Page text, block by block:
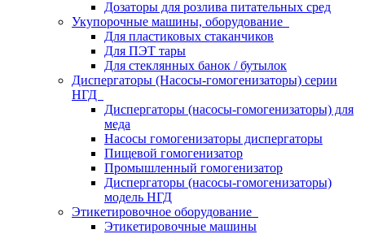
Дозаторы для розлива питательных сред
Укупорочные машины, оборудование
Для пластиковых стаканчиков
Для ПЭТ тары
Для стеклянных банок / бутылок
Диспергаторы (Насосы-гомогенизаторы) серии
НГД
Диспергаторы (насосы-гомогенизаторы) для
меда
Насосы гомогенизаторы диспергаторы
Пищевой гомогенизатор
Промышленный гомогенизатор
Диспергаторы (насосы-гомогенизаторы)
модель НГД
Этикетировочное оборудование
Этикетировочные машины